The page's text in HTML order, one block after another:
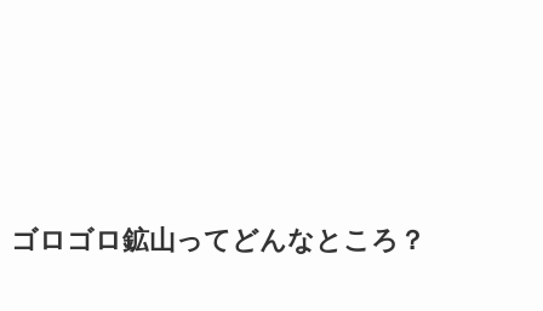
ゴロゴロ鉱山ってどんなところ？